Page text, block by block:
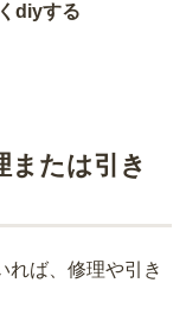
diyする
または引き
れば、修理や引き